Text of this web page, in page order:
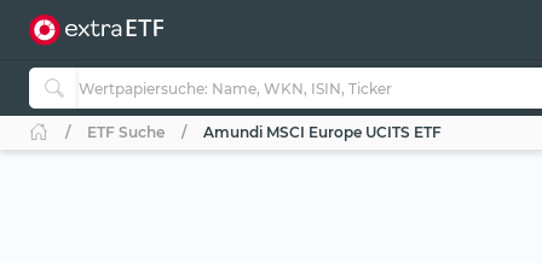
ETF Suche Amundi MSCI Europe UCITS ETF